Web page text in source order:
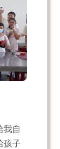
我自
孩子